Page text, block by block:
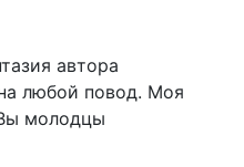
автора
любой повод. Моя
молодцы